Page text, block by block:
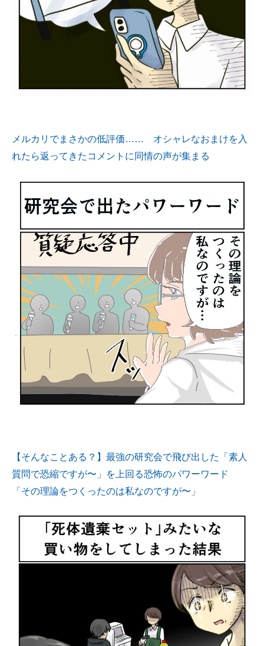
メルカリでまさかの低評価…… オシャレなおまけを入
れたら返ってきたコメントに同情の声が集まる
【そんなことある？】最強の研究会で飛び出した「素人
質問で恐縮ですが〜」を上回る恐怖のパワーワード
「その理論をつくったのは私なのですが〜」